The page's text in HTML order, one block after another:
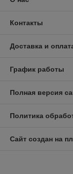
Контакты
Доставка и
График работы
Полная версия
Политика
Сайт создан на